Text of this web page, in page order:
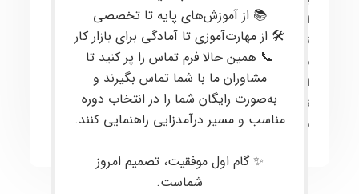
این دوره، مفاهیمپیشرفته‌ایمانند پرایس اکشن،
تکنیکالوفاندامنتال،مدیریت سرمایهوروانشناسی
معاملاتبه صورت کاربردیآموزش داده می‌شود. هدف
اصلی،
ارتقای مهارت معامله‌گران به سطح حرفه‌ای
توانمندسازی آن‌ها برای انجاممعاملات موفق و سودآور
بازارهای مالی است.
📚 از آموزش‌های پایه تا تخصصی
🛠 از مهارت‌آموزی تا آمادگی برای بازار کار
📞 همین حالا فرم تماس را پر کنید تا
مشاوران ما با شما تماس بگیرند و
به‌صورت رایگان شما را در انتخاب دوره
مناسب و مسیر درآمدزایی راهنمایی کنند.
✨ گام اول موفقیت، تصمیم امروز
شماست.